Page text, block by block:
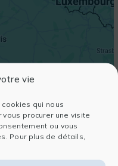
vie
qui nous
procurer une visite
ou vous
Pour plus de détails,